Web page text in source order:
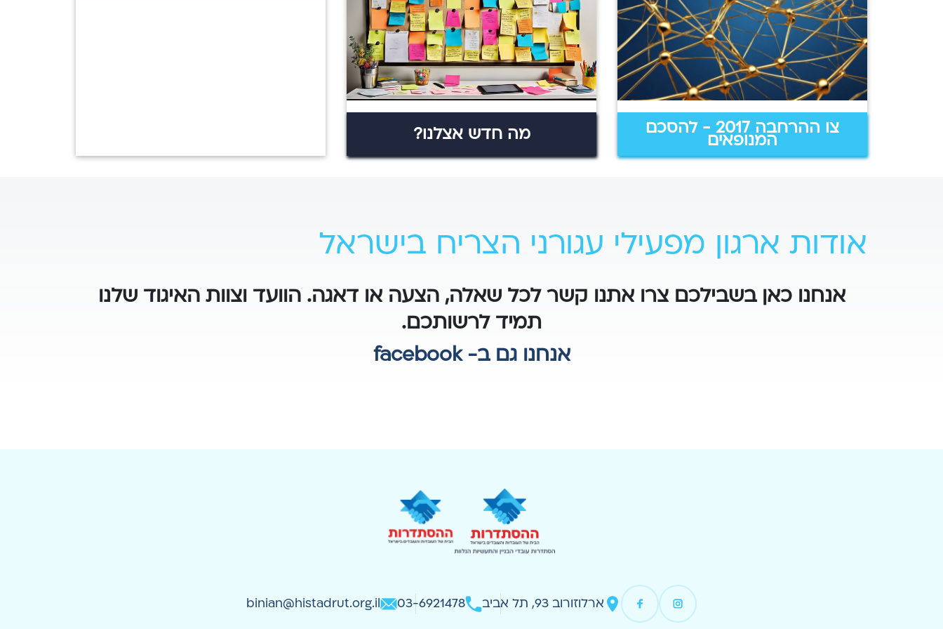
צו ההרחבה 2017 - להסכם
המנופאים מה חדש אצלנו?
כל העדכונים online כנסו להתעדכן
אודות ארגון מפעילי עגורני הצריח בישראל
אנחנו כאן בשבילכם צרו אתנו קשר לכל שאלה, הצעה או דאגה.הוועד וצוות האיגוד שלנו
תמיד לרשותכם.
אנחנו גם ב- facebook
ארלוזורוב 93, תל אביב 03-6921478
binian@histadrut.org.il